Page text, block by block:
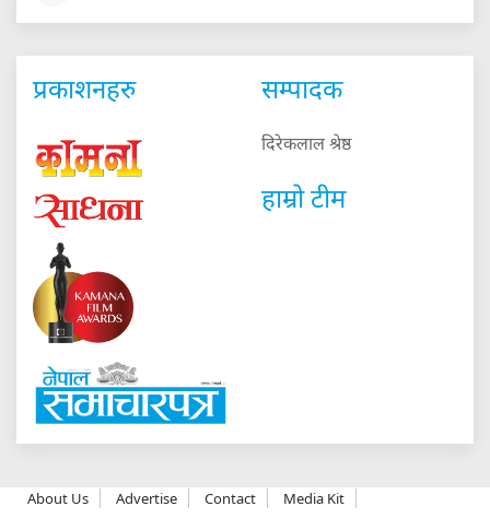
प्रकाशनहरु सम्पादक
दिरेकलाल श्रेष्ठ
हाम्रो टीम
About Us Advertise Contact Media Kit